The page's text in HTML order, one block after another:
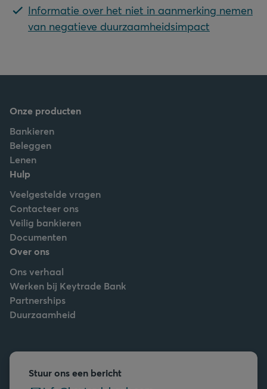
Informatie over het niet in aanmerking nemen
van negatieve duurzaamheidsimpact
Onze producten
Bankieren
Beleggen
Lenen
Hulp
Veelgestelde vragen
Contacteer ons
Veilig bankieren
Documenten
Over ons
Ons verhaal
Werken bij Keytrade Bank
Partnerships
Duurzaamheid
Stuur ons een bericht